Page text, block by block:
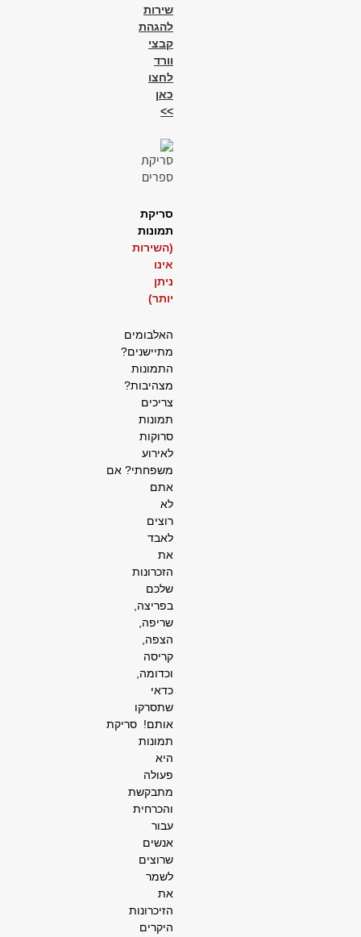
שירות
להגהת
קבצי
וורד
לחצו
כאן
>>
סריקת
תמונות
(השירות
אינו
ניתן
יותר)
האלבומים
מתיישנים?
התמונות
מצהיבות?
צריכים
תמונות
סרוקות
לאירוע
משפחתי? אם
אתם
לא
רוצים
לאבד
את
הזכרונות
שלכם
בפריצה,
שריפה,
הצפה,
קריסה
וכדומה,
כדאי
שתסרקו
אותם! סריקת
תמונות
היא
פעולה
מתבקשת
והכרחית
עבור
אנשים
שרוצים
לשמר
את
הזיכרונות
היקרים